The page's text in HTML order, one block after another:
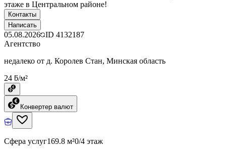
этаже в Центральном районе!
Контакты
Написать
05.08.2026 ID 4132187
Агентство
недалеко от д. Королев Стан, Минская область
24 ƃ/м²
Конвертер валют
Сфера услуг169.8 м²0/4 этаж